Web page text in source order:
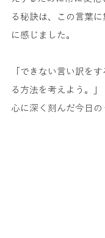
る秘訣は、この言葉に
に感じました。
「できない言い訳を
る方法を考えよう。」
心に深く刻んだ今日の